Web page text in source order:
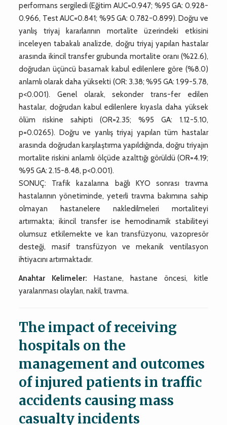
performans sergiledi (Eğitim AUC=0.947; %95 GA: 0.928-
0.966, Test AUC=0.841; %95 GA: 0.782-0.899). Doğru ve
yanlış triyaj kararlarının mortalite üzerindeki etkisini
inceleyen tabakalı analizde, doğru triyaj yapılan hastalar
arasında ikincil transfer grubunda mortalite oranı (%22.6),
doğrudan üçüncü basamak kabul edilenlere göre (%8.0)
anlamlı olarak daha yüksekti (OR: 3.38; %95 GA: 1.99-5.78,
p<0.001). Genel olarak, sekonder trans-fer edilen
hastalar, doğrudan kabul edilenlere kıyasla daha yüksek
ölüm riskine sahipti (OR=2.35; %95 GA: 1.12-5.10,
p=0.0265). Doğru ve yanlış triyaj yapılan tüm hastalar
arasında doğrudan karşılaştırma yapıldığında, doğru triyajın
mortalite riskini anlamlı ölçüde azalttığı görüldü (OR=4.19;
%95 GA: 2.15-8.48, p<0.001).
SONUÇ: Trafik kazalarına bağlı KYO sonrası travma
hastalarının yönetiminde, yeterli travma bakımına sahip
olmayan hastanelere nakledilmeleri mortaliteyi
artırmakta; ikincil transfer ise hemodinamik stabiliteyi
olumsuz etkilemekte ve kan transfüzyonu, vazopresör
desteği, masif transfüzyon ve mekanik ventilasyon
ihtiyacını artırmaktadır.
Anahtar Kelimeler: Hastane, hastane öncesi, kitle
yaralanması olayları, nakil, travma.
The impact of receiving
hospitals on the
management and outcomes
of injured patients in traffic
accidents causing mass
casualty incidents